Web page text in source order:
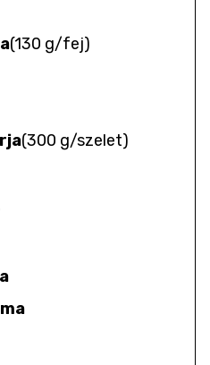
(130 g/fej)
(300 g/szelet)